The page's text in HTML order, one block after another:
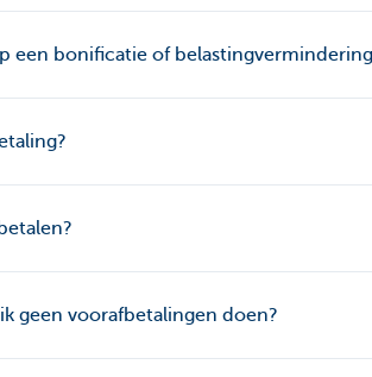
een bonificatie of
geen voorafbetalingen doen?